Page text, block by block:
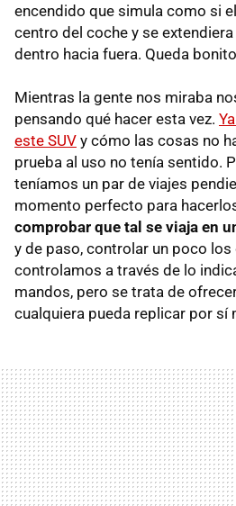
encendido que simula como si
centro del coche y se
dentro hacia fuera. Queda
Mientras la gente nos miraba
pensando qué hacer esta vez.
este SUV y cómo las cosas no
prueba al uso no tenía sentido.
teníamos un par de viajes
momento perfecto para
comprobar que tal se viaja en
y de paso, controlar un poco los
controlamos a través de lo
mandos, pero se trata de
cualquiera pueda replicar por sí